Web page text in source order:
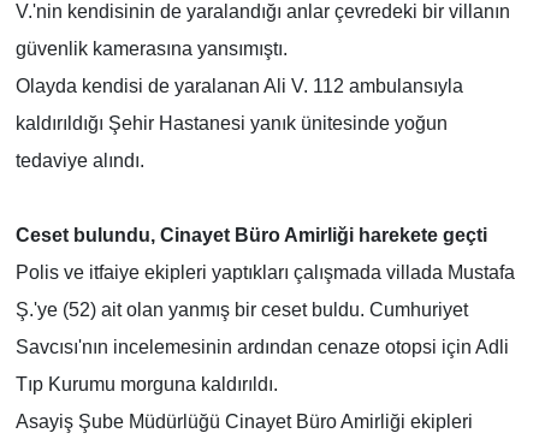
V.'nin kendisinin de yaralandığı anlar çevredeki bir villanın
güvenlik kamerasına yansımıştı.
Olayda kendisi de yaralanan Ali V. 112 ambulansıyla
kaldırıldığı Şehir Hastanesi yanık ünitesinde yoğun
tedaviye alındı.
Ceset bulundu, Cinayet Büro Amirliği harekete geçti
Polis ve itfaiye ekipleri yaptıkları çalışmada villada Mustafa
Ş.'ye (52) ait olan yanmış bir ceset buldu. Cumhuriyet
Savcısı'nın incelemesinin ardından cenaze otopsi için Adli
Tıp Kurumu morguna kaldırıldı.
Asayiş Şube Müdürlüğü Cinayet Büro Amirliği ekipleri